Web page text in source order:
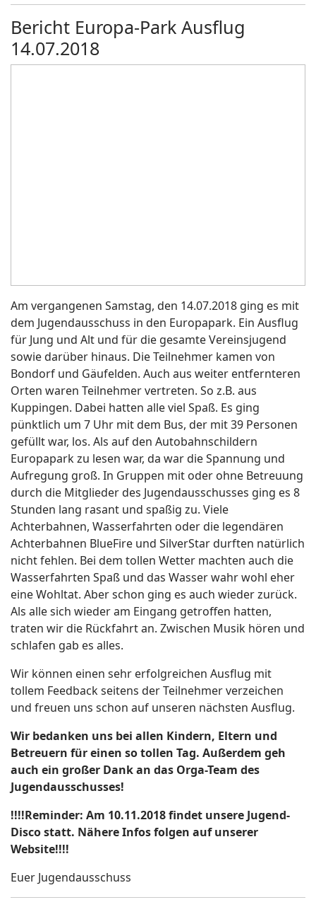
Bericht Europa-Park Ausflug
14.07.2018
Am vergangenen Samstag, den 14.07.2018 ging es mit
dem Jugendausschuss in den Europapark. Ein Ausflug
für Jung und Alt und für die gesamte Vereinsjugend
sowie darüber hinaus. Die Teilnehmer kamen von
Bondorf und Gäufelden. Auch aus weiter entfernteren
Orten waren Teilnehmer vertreten. So z.B. aus
Kuppingen. Dabei hatten alle viel Spaß. Es ging
pünktlich um 7 Uhr mit dem Bus, der mit 39 Personen
gefüllt war, los. Als auf den Autobahnschildern
Europapark zu lesen war, da war die Spannung und
Aufregung groß. In Gruppen mit oder ohne Betreuung
durch die Mitglieder des Jugendausschusses ging es 8
Stunden lang rasant und spaßig zu. Viele
Achterbahnen, Wasserfahrten oder die legendären
Achterbahnen BlueFire und SilverStar durften natürlich
nicht fehlen. Bei dem tollen Wetter machten auch die
Wasserfahrten Spaß und das Wasser wahr wohl eher
eine Wohltat. Aber schon ging es auch wieder zurück.
Als alle sich wieder am Eingang getroffen hatten,
traten wir die Rückfahrt an. Zwischen Musik hören und
schlafen gab es alles.
Wir können einen sehr erfolgreichen Ausflug mit
tollem Feedback seitens der Teilnehmer verzeichen
und freuen uns schon auf unseren nächsten Ausflug.
Wir bedanken uns bei allen Kindern, Eltern und
Betreuern für einen so tollen Tag. Außerdem geh
auch ein großer Dank an das Orga-Team des
Jugendausschusses!
!!!!Reminder: Am 10.11.2018 findet unsere Jugend-
Disco statt. Nähere Infos folgen auf unserer
Website!!!!
Euer Jugendausschuss